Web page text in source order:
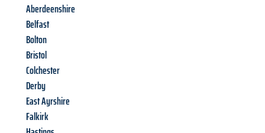
Aberdeenshire
Belfast
Bolton
Bristol
Colchester
Derby
East Ayrshire
Falkirk